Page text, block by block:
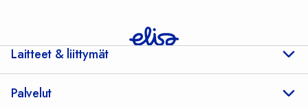
Laitteet & liittymät
Palvelut